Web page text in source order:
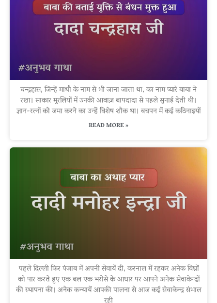
चन्द्रहास, जिन्हें माधौ के नाम से भी जाना जाता था, का नाम प्यारे बाबा ने
रखा। साकार मुरलियों में उनकी आवाज़ बापदादा से पहले सुनाई देती थी।
ज्ञान-रत्नों को जमा करने का उन्हें विशेष शौक था। बचपन में कई कठिनाइयों
READ MORE »
पहले दिल्ली फिर पंजाब में अपनी सेवायें दी, करनाल में रहकर अनेक विघ्नों
को पार करते हुए एक बल एक भरोसे के आधार पर आपने अनेक सेवाकेन्द्रों
की स्थापना की। अनेक कन्यायें आपकी पालना से आज कई सेवाकेन्द्र संभाल